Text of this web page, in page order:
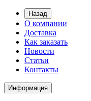
Назад
О компании
Доставка
Как заказать
Новости
Статьи
Контакты
Информация